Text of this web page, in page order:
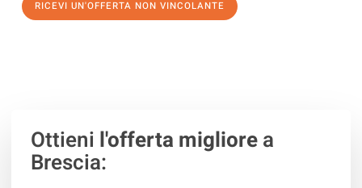
RICEVI UN'OFFERTA NON VINCOLANTE
Ottieni l'offerta migliorea
Brescia: